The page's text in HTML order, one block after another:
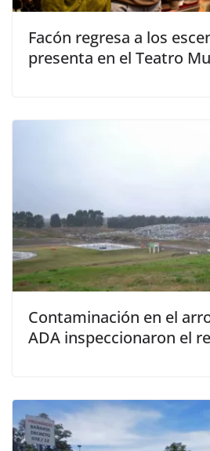
Facón regresa a los
presenta en el Teatro
Contaminación en el
ADA inspeccionaron el